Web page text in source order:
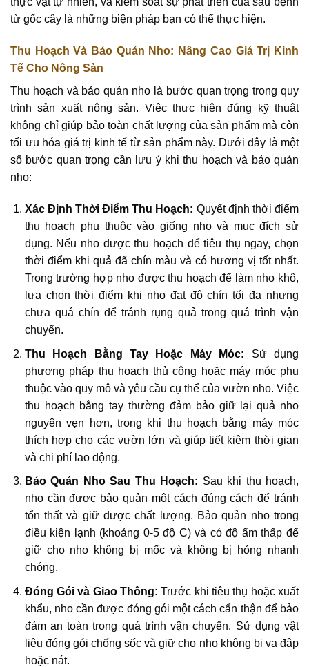
từ gốc cây là những biện pháp bạn có thể thực hiện.
Thu Hoạch Và Bảo Quản Nho: Nâng Cao Giá Trị Kinh
Tế Cho Nông Sản
Thu hoạch và bảo quản nho là bước quan trọng trong quy
trình sản xuất nông sản. Việc thực hiện đúng kỹ thuật
không chỉ giúp bảo toàn chất lượng của sản phẩm mà còn
tối ưu hóa giá trị kinh tế từ sản phẩm này. Dưới đây là một
số bước quan trọng cần lưu ý khi thu hoạch và bảo quản
nho:
Xác Định Thời Điểm Thu Hoạch: Quyết định thời điểm
thu hoạch phụ thuộc vào giống nho và mục đích sử
dụng. Nếu nho được thu hoạch để tiêu thụ ngay, chọn
thời điểm khi quả đã chín màu và có hương vị tốt nhất.
Trong trường hợp nho được thu hoạch để làm nho khô,
lựa chọn thời điểm khi nho đạt độ chín tối đa nhưng
chưa quá chín để tránh rụng quả trong quá trình vận
chuyển.
Thu Hoạch Bằng Tay Hoặc Máy Móc: Sử dụng
phương pháp thu hoạch thủ công hoặc máy móc phụ
thuộc vào quy mô và yêu cầu cụ thể của vườn nho. Việc
thu hoạch bằng tay thường đảm bảo giữ lại quả nho
nguyên vẹn hơn, trong khi thu hoạch bằng máy móc
thích hợp cho các vườn lớn và giúp tiết kiệm thời gian
và chi phí lao động.
Bảo Quản Nho Sau Thu Hoạch: Sau khi thu hoạch,
nho cần được bảo quản một cách đúng cách để tránh
tổn thất và giữ được chất lượng. Bảo quản nho trong
điều kiện lạnh (khoảng 0-5 độ C) và có độ ẩm thấp để
giữ cho nho không bị mốc và không bị hỏng nhanh
chóng.
Đóng Gói và Giao Thông: Trước khi tiêu thụ hoặc xuất
khẩu, nho cần được đóng gói một cách cẩn thận để bảo
đảm an toàn trong quá trình vận chuyển. Sử dụng vật
liệu đóng gói chống sốc và giữ cho nho không bị va đập
hoặc nát.